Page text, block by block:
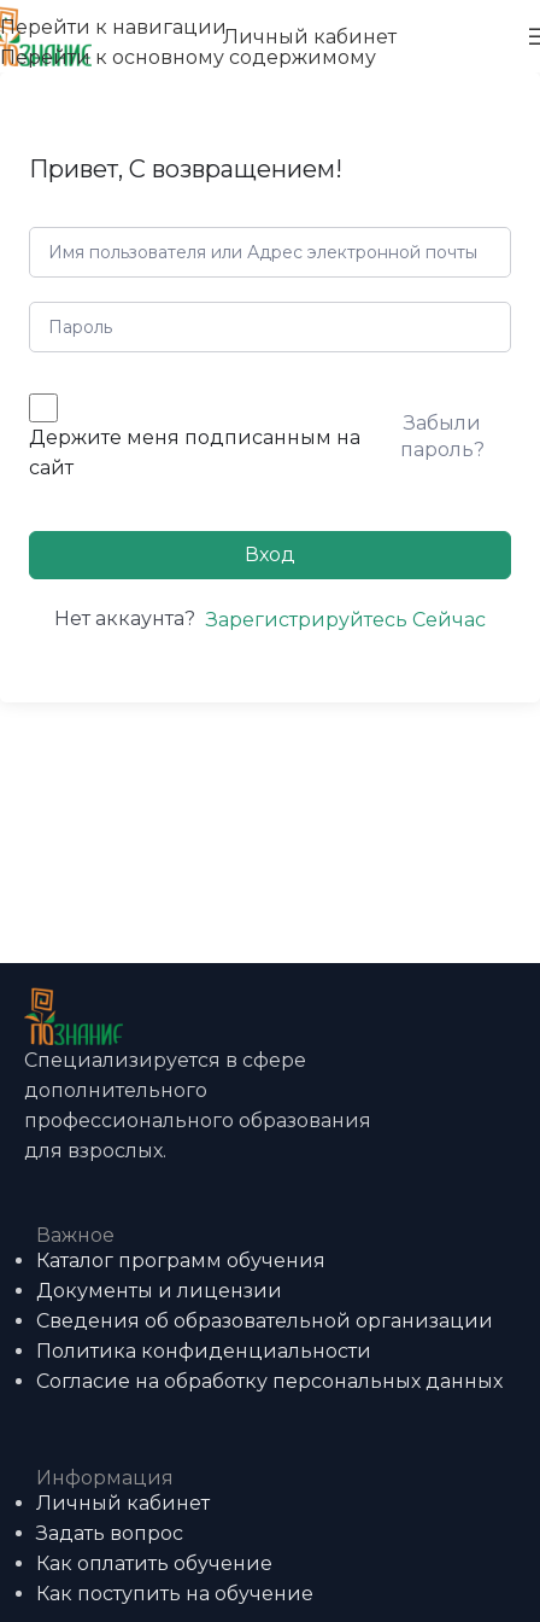
Перейти к навигации
Перейти к основному содержимому
Личный кабинет
Привет, С возвращением!
Держите меня подписанным на
сайт
Забыли
пароль?
Вход
Нет аккаунта? Зарегистрируйтесь Сейчас
Специализируется в сфере
дополнительного
профессионального образования
для взрослых.
Важное
Каталог программ обучения
Документы и лицензии
Сведения об образовательной организации
Политика конфиденциальности
Согласие на обработку персональных данных
Информация
Личный кабинет
Задать вопрос
Как оплатить обучение
Как поступить на обучение